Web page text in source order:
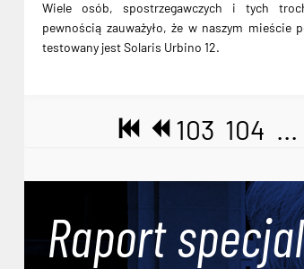
Wiele osób, spostrzegawczych i tych
pewnością zauważyło, że w naszym mieście
testowany jestSolaris Urbino 12.
103 104 ...
Raport